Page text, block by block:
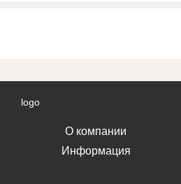
О компании
Информация